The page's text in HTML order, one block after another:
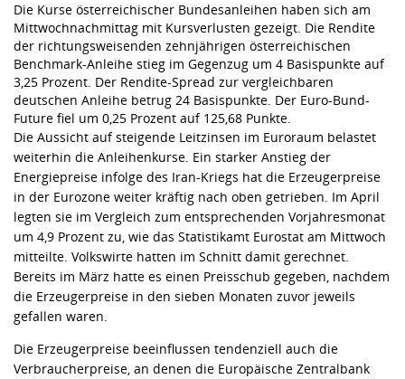
Die Kurse österreichischer Bundesanleihen haben sich am
Mittwochnachmittag mit Kursverlusten gezeigt. Die Rendite
der richtungsweisenden zehnjährigen österreichischen
Benchmark-Anleihe stieg im Gegenzug um 4 Basispunkte auf
3,25 Prozent. Der Rendite-Spread zur vergleichbaren
deutschen Anleihe betrug 24 Basispunkte. Der Euro-Bund-
Future fiel um 0,25 Prozent auf 125,68 Punkte.
Die Aussicht auf steigende Leitzinsen im Euroraum belastet
weiterhin die Anleihenkurse. Ein starker Anstieg der
Energiepreise infolge des Iran-Kriegs hat die Erzeugerpreise
in der Eurozone weiter kräftig nach oben getrieben. Im April
legten sie im Vergleich zum entsprechenden Vorjahresmonat
um 4,9 Prozent zu, wie das Statistikamt Eurostat am Mittwoch
mitteilte. Volkswirte hatten im Schnitt damit gerechnet.
Bereits im März hatte es einen Preisschub gegeben, nachdem
die Erzeugerpreise in den sieben Monaten zuvor jeweils
gefallen waren.
Die Erzeugerpreise beeinflussen tendenziell auch die
Verbraucherpreise, an denen die Europäische Zentralbank